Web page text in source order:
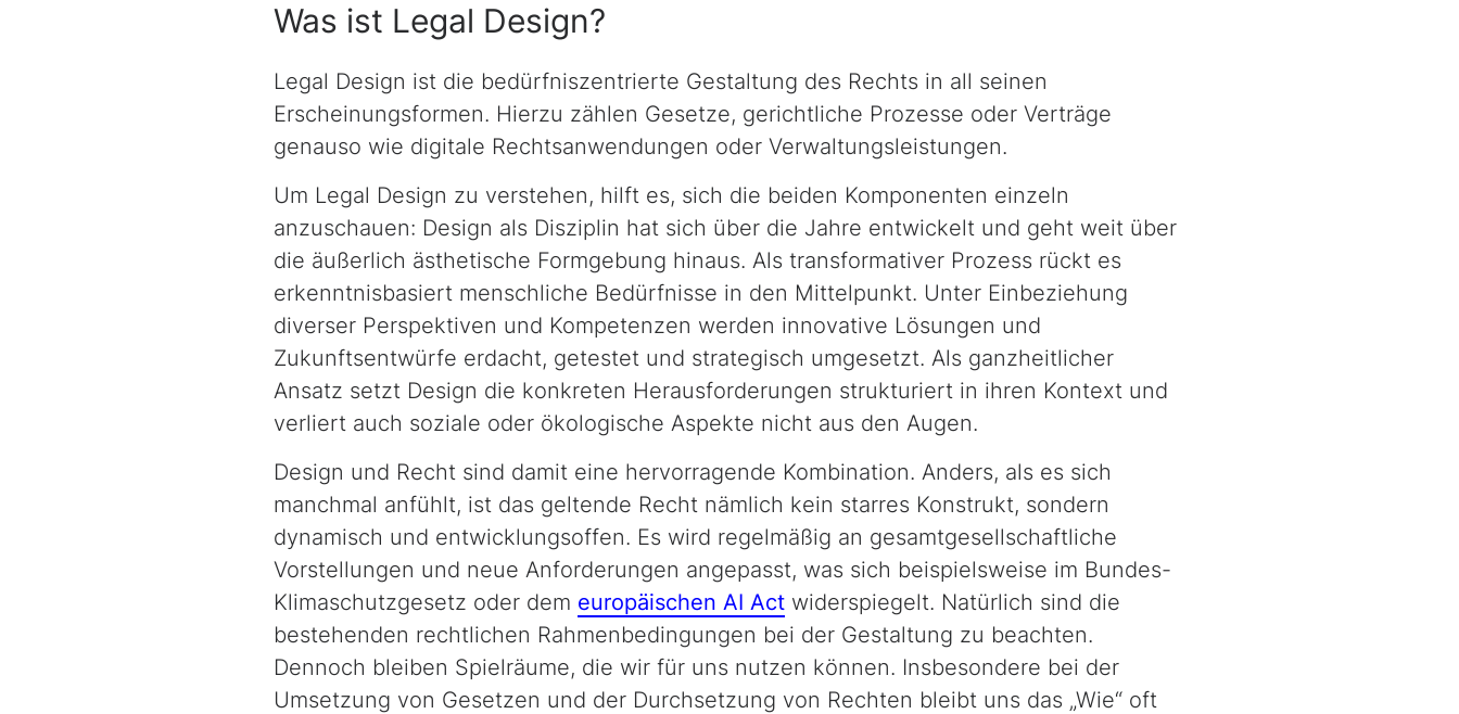
Was ist Legal Design?
Legal Design ist die bedürfniszentrierte Gestaltung des Rechts in all seinen
Erscheinungsformen. Hierzu zählen Gesetze, gerichtliche Prozesse oder Verträge
genauso wie digitale Rechtsanwendungen oder Verwaltungsleistungen.
Um Legal Design zu verstehen, hilft es, sich die beiden Komponenten einzeln
anzuschauen: Design als Disziplin hat sich über die Jahre entwickelt und geht weit über
die äußerlich ästhetische Formgebung hinaus. Als transformativer Prozess rückt es
erkenntnisbasiert menschliche Bedürfnisse in den Mittelpunkt. Unter Einbeziehung
diverser Perspektiven und Kompetenzen werden innovative Lösungen und
Zukunftsentwürfe erdacht, getestet und strategisch umgesetzt. Als ganzheitlicher
Ansatz setzt Design die konkreten Herausforderungen strukturiert in ihren Kontext und
verliert auch soziale oder ökologische Aspekte nicht aus den Augen.
Design und Recht sind damit eine hervorragende Kombination. Anders, als es sich
manchmal anfühlt, ist das geltende Recht nämlich kein starres Konstrukt, sondern
dynamisch und entwicklungsoffen. Es wird regelmäßig an gesamtgesellschaftliche
Vorstellungen und neue Anforderungen angepasst, was sich beispielsweise im Bundes-
Klimaschutzgesetz oder dem europäischen AI Act widerspiegelt. Natürlich sind die
bestehenden rechtlichen Rahmenbedingungen bei der Gestaltung zu beachten.
Dennoch bleiben Spielräume, die wir für uns nutzen können. Insbesondere bei der
Umsetzung von Gesetzen und der Durchsetzung von Rechten bleibt uns das „Wie“ oft